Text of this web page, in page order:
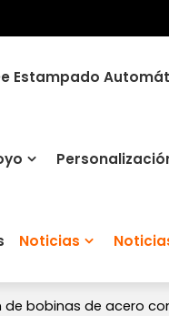
Estampado
Noticias
bobinas de acero